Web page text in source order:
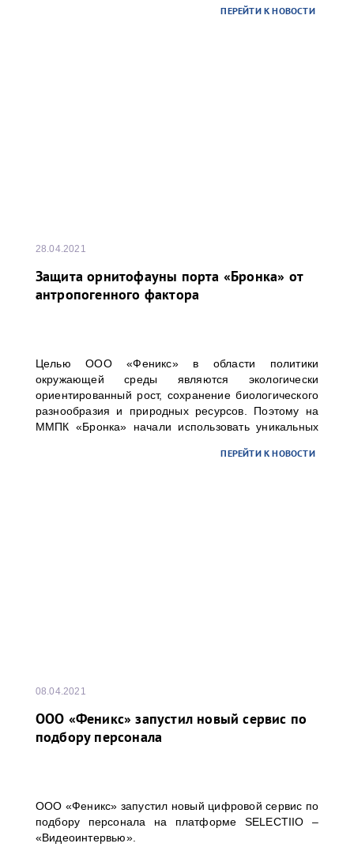
ПЕРЕЙТИ К НОВОСТИ
28.04.2021
Защита орнитофауны порта «Бронка» от
антропогенного фактора
Целью ООО «Феникс» в области политики
окружающей среды являются экологически
ориентированный рост, сохранение биологического
разнообразия и природных ресурсов. Поэтому на
ММПК «Бронка» начали использовать уникальных
зоны, окружающей перегрузочный комплекс, от
ПЕРЕЙТИ К НОВОСТИ
08.04.2021
ООО «Феникс» запустил новый сервис по
подбору персонала
ООО «Феникс» запустил новый цифровой сервис по
подбору персонала на платформе SELECTIIO –
«Видеоинтервью».